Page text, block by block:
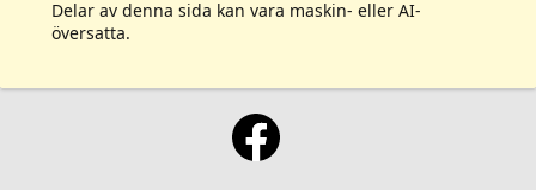
Delar av denna sida kan vara maskin- eller AI-
översatta.